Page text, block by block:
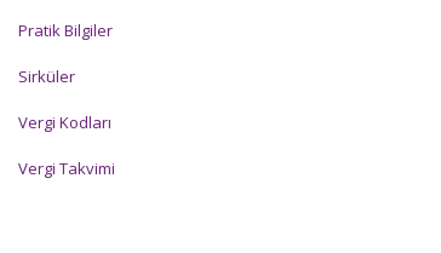
Pratik Bilgiler
Sirküler
Vergi Kodları
Vergi Takvimi